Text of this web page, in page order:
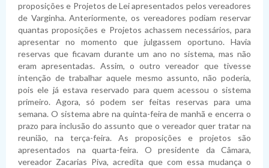
proposições e Projetos de Lei apresentados pelos vereadores
de Varginha. Anteriormente, os vereadores podiam reservar
quantas proposições e Projetos achassem necessários, para
apresentar no momento que julgassem oportuno. Havia
reservas que ficavam durante um ano no sistema, mas não
eram apresentadas. Assim, o outro vereador que tivesse
intenção de trabalhar aquele mesmo assunto, não poderia,
pois ele já estava reservado para quem acessou o sistema
primeiro. Agora, só podem ser feitas reservas para uma
semana. O sistema abre na quinta-feira de manhã e encerra o
prazo para inclusão do assunto que o vereador quer tratar na
reunião, na terça-feira. As proposições e projetos são
apresentados na quarta-feira. O presidente da Câmara,
vereador Zacarias Piva, acredita que com essa mudança o